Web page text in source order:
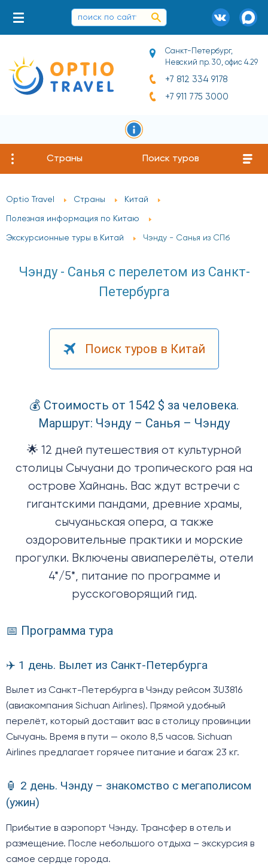
Санкт-Петербург,
Невский пр. 30, офис 4.29
+7 812 334 9178
+7 911 775 3000
Страны Поиск туров
Optio Travel Страны Китай
Полезная информация по Китаю
Экскурсионные туры в Китай Чэнду - Санья из СПб
Чэнду - Санья с перелетом из Санкт-
Петербурга
Поиск туров в Китай
💰 Стоимость от 1542 $ за человека.
Маршрут: Чэнду – Санья – Чэнду
🌟 12 дней путешествия от культурной
столицы Сычуани до тропического рая на
острове Хайнань. Вас ждут встречи с
гигантскими пандами, древние храмы,
сычуаньская опера, а также
оздоровительные практики и морские
прогулки. Включены авиаперелёты, отели
4*/5*, питание по программе и
русскоговорящий гид.
📅 Программа тура
✈️ 1 день. Вылет из Санкт-Петербурга
Вылет из Санкт-Петербурга в Чэнду рейсом 3U3816
(авиакомпания Sichuan Airlines). Прямой удобный
перелёт, который доставит вас в столицу провинции
Сычуань. Время в пути — около 8,5 часов. Sichuan
Airlines предлагает горячее питание и багаж 23 кг.
🏮 2 день. Чэнду – знакомство с мегаполисом
(ужин)
Прибытие в аэропорт Чэнду. Трансфер в отель и
размещение. После небольшого отдыха – экскурсия в
самое сердце города.